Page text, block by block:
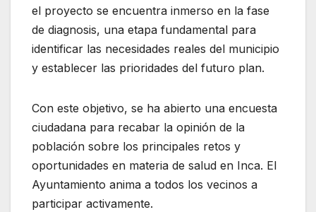
el proyecto se encuentra inmerso en la fase
de diagnosis, una etapa fundamental para
identificar las necesidades reales del municipio
y establecer las prioridades del futuro plan.
Con este objetivo, se ha abierto una encuesta
ciudadana para recabar la opinión de la
población sobre los principales retos y
oportunidades en materia de salud en Inca. El
Ayuntamiento anima a todos los vecinos a
participar activamente.